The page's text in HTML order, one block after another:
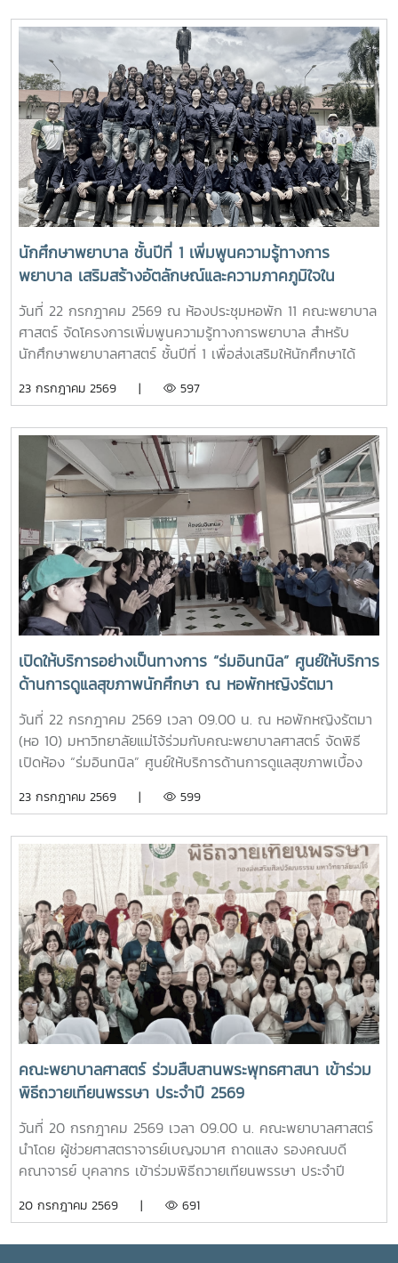
หลักสูตรพยาบาลศาสตร์ ได้แนะนำหลักสูตรพยาบาลศาสตร
บัณฑิต การจัดการเรียนการสอน การฝึกปฏิบัติ คุณสมบัติผู้
สมัคร และแนวทางการศึกษาต่อ เพื่อให้นักเรียนได้รับข้อมูลที่ถูก
ต้อง สามารถนำไปใช้ประกอบการวางแผนศึกษาต่อระดับ
อุดมศึกษาพร้อมกันนี้ ตัวแทนนักศึกษาพยาบาลชั้นปีที่ 4 ได้ร่วม
แลกเปลี่ยนประสบการณ์การเรียน การใช้ชีวิตในรั้วมหาวิทยาลัย
การฝึกงาน เพื่อสร้างแรงบันดาลใจให้กับน้องๆผ่านกิจกรรม
Student Talkช่วงท้ายของกิจกรรม คณะนักเรียนได้เยี่ยมชมห้อง
ปฏิบัติการพยาบาล ตามกิจกรรม “Future Nurse Portfolio”
ทดลองฝึกปฏิบัติทักษะทางการพยาบาลเบื้องต้น อาทิ การวัด
สัญญาณชีพ การช่วยฟื้นคืนชีพ (CPR) การฝึกพันผ้า การฝึก
ทักษะการฉีดยาเบื้องต้นกับหุ่นจำลอง และกายวิพากษ์ โดยมี
อาจารย์และนักศึกษาพยาบาลคอยให้คำแนะนำอย่างใกล้ชิด
บรรยากาศเต็มไปด้วยความอบอุ่น สนุกสนาน เป็นกันเอง
นักเรียนให้ความสนใจเข้าร่วมกิจกรรมเป็นอย่างมาก ตลอดจนซัก
ถามแลกเปลี่ยนความคิดเห็นกับคณาจารย์และรุ่นพี่นักศึกษาใน
เวลาอ่านหนังสือ เป็นต้นอย่างไรก็ตาม การศึกษาดูงานครั้งนี้
แรงบันดาลใจแก่นักเรียนในการก้าวสู่การเป็นบุคลากรทางการ
พยาบาลในอนาคตต่อไป
นักศึกษาพยาบาล ชั้นปีที่ 1 เพิ่มพูนความรู้ทางการ
พยาบาล เสริมสร้างอัตลักษณ์และความภาคภูมิใจใน
สถาบัน ภายใต้รายวิชา แม่โจ้วิถีใหม่
วันที่ 22 กรกฎาคม 2569 ณ ห้องประชุมหอพัก 11 คณะพยาบาล
ศาสตร์ จัดโครงการเพิ่มพูนความรู้ทางการพยาบาล สำหรับ
นักศึกษาพยาบาลศาสตร์ ชั้นปีที่ 1 เพื่อส่งเสริมให้นักศึกษาได้
มหาวิทยาลัย ตลอดจนปลูกฝังความภาคภูมิใจในความเป็น “ลูก
วิถีใหม่ (11701001)ในการนี้ รองศาสตราจารย์ ดร.เทพ พงษ์พา
นิช นายกสภามหาวิทยาลัยแม่โจ้ พร้อมด้วย นายพงษ์พิพัฒน์
ราชจันทร์ หัวหน้างานพัฒนานักศึกษาและศิษย์เก่าสัมพันธ์ ใน
ฐานะอาจารย์ประจำรายวิชา ร่วมให้ความรู้เกี่ยวกับประวัติความ
เป็นมา ปรัชญา และอัตลักษณ์ของมหาวิทยาลัยแม่โจ้ เพื่อสร้าง
ความเข้าใจและความผูกพันต่อสถาบันโอกาสนี้ รองศาสตราจารย์
ดร.เทพ พงษ์พานิช ได้เน้นย้ำให้นักศึกษาเรียนรู้รากเหง้าความ
เป็นแม่โจ้ มีความภาคภูมิใจในสถาบัน มีพลังใจในการศึกษา ยึด
มั่นและดำเนินตามรอยคุณงามความดีของปูชนียบุคคล ประพฤติ
ตนเป็นคนดี มีความรับผิดชอบ ยึดถืออัตลักษณ์ของนักศึกษา
พยาบาลศาสตร์ มหาวิทยาลัยแม่โจ้ ที่ว่า “งามสง่า จิตอาสา
อดทน สู้งาน” เพื่อเติบโตเป็นบัณฑิตพยาบาลที่มีคุณภาพ เป็น
กำลังสำคัญของสังคมในอนาคตพร้อมกันนี้ นายนพกิจ แผ่พร
รักษาการหัวหน้างานหอพักนักศึกษา ได้บรรยายภาพรวมการ
ดำเนินงานของหอพักนักศึกษา พร้อมแนะนำระบบการดูแลและ
การใช้ชีวิตในรั้วมหาวิทยาลัย และ นายวิทชัย สุขเพราะนา หัวหน้า
การอนุรักษ์ศิลปวัฒนธรรม และกิจกรรมส่งเสริมคุณลักษณะอัน
พงษ์พานิช และนายพงษ์พิพัฒน์ ราชจันทร์ ได้นำนักศึกษาเยี่ยม
ชมเส้นทางและสถานที่สำคัญภายในมหาวิทยาลัย อาทิ อนุสาวรีย์
คุณพระช่วงเกษตรศิลปการ เพื่อให้นักศึกษาได้เรียนรู้ประวัติและ
คุณูปการของปูชนียบุคคลผู้มีความสำคัญต่อมหาวิทยาลัย คุณค่า
ทางประวัติศาสตร์และจิตวิญญาณของสถาบันและช่วงบ่าย คณะ
นักศึกษาได้เข้าเยี่ยมชมสำนักฟาร์มมหาวิทยาลัย และสำนักวิจัย
และส่งเสริมวิชาการการเกษตร โดยมี นางสาววัชรินทร์ จันท
วรรณ ให้การต้อนรับ พร้อมบรรยายให้ความรู้เกี่ยวกับการผลิต
และการพัฒนาผลิตภัณฑ์กัญชงเพื่อสุขภาพ รวมทั้งนำเยี่ยมชม
แปลงกัญชง เพื่อเปิดมุมมองด้านงานวิจัยและนวัตกรรมทางการ
เกษตรของมหาวิทยาลัย จากนั้น นักศึกษาได้เดินทางไปศึกษา
แหล่งเรียนรู้อ่างเก็บน้ำห้วยโจ้ พร้อมนั่งรถเยี่ยมชมบริเวณรอบ
คณะและหน่วยงานที่ตั้งอยู่นอกพื้นที่หลักของมหาวิทยาลัย ได้แก่
คณะสัตวศาสตร์และเทคโนโลยี และวิทยาลัยพลังงาน เพื่อเรียนรู้
ศักยภาพและความหลากหลายของศาสตร์ที่มหาวิทยาลัยแม่โจ้เปิด
การเรียนการสอน กิจกรรมตามโครงการดังกล่าว นับว่าเป็นการ
ส่งเสริมการเรียนรู้นอกห้องเรียน สร้างเครือข่ายความร่วมมือ
ระหว่างหน่วยงาน พัฒนาทักษะการคิดวิเคราะห์ การแก้ไขปัญหา
ตลอดจนการปรับตัวในรั้วมหาวิทยาลัย อันเป็นรากฐานสำคัญใน
การก้าวสู่การเป็นวิชาชีพพยาบาลที่มีคุณธรรมและจริยธรรมต่อไป
23 กรกฎาคม 2569 | 597
เปิดให้บริการอย่างเป็นทางการ “ร่มอินทนิล” ศูนย์ให้บริการ
ด้านการดูแลสุขภาพนักศึกษา ณ หอพักหญิงรัตมา
วันที่ 22 กรกฎาคม 2569 เวลา 09.00 น. ณ หอพักหญิงรัตมา
(หอ 10) มหาวิทยาลัยแม่โจ้ร่วมกับคณะพยาบาลศาสตร์ จัดพิธี
เปิดห้อง “ร่มอินทนิล” ศูนย์ให้บริการด้านการดูแลสุขภาพเบื้อง
ดร.เทพ พงษ์พานิช นายกสภามหาวิทยาลัยแม่โจ้ เป็นประธานใน
ศาสตร์ และนักศึกษา เข้าร่วมอย่างพร้อมเพรียงห้อง “ร่ม
อินทนิล” เกิดขึ้นจากความร่วมมือระหว่างมหาวิทยาลัยแม่โจ้และ
คณะพยาบาลศาสตร์ เพื่อเป็นศูนย์ให้บริการด้านการดูแลสุขภาพ
เบื้องต้น การให้คำปรึกษา แนะนำด้านสุขภาพกายและสุขภาพใจ
แก่นักศึกษา เพื่อให้นักศึกษาได้รับการดูแลอย่างทั่วถึง มีสุขภาวะ
ที่ดีทั้งด้านร่างกายและจิตใจ อันจะนำไปสู่การส่งเสริมคุณภาพ
ชีวิต ความปลอดภัย และสวัสดิภาพการใช้ชีวิตภายในมหาวิทยาลัย
โดยจะเปิดให้บริการทุกวัน ตั้งแต่เวลา 17.00-20.00 น.นอกจากนี้
ห้อง “ร่มอินทนิล” ยังเป็นพื้นที่แห่งการเรียนรู้และฝึกปฏิบัติ
วิชาชีพของนักศึกษาพยาบาล ภายใต้การกำกับดูแลของ
คณาจารย์และบุคลากรผู้เชี่ยวชาญ เพื่อให้นักศึกษาได้พัฒนา
ทักษะการดูแลผู้รับบริการจากสถานการณ์จริง ควบคู่ไปกับการ
สร้างประโยชน์แก่สังคมภายในมหาวิทยาลัยอย่างไรก็ตาม การเปิด
ให้บริการห้อง “ร่มอินทนิล” ในครั้งนี้ นับว่าเป็นก้าวสำคัญของ
มหาวิทยาลัย ในการพัฒนาระบบการดูแลสุขภาพของนักศึกษา
อย่างเป็นรูปธรรม สะท้อนถึงความมุ่งมั่นในการสร้างสภาพ
ดีของนักศึกษาอย่างรอบด้าน
23 กรกฎาคม 2569 | 599
คณะพยาบาลศาสตร์ ร่วมสืบสานพระพุทธศาสนา เข้าร่วม
พิธีถวายเทียนพรรษา ประจำปี 2569
วันที่ 20 กรกฎาคม 2569 เวลา 09.00 น. คณะพยาบาลศาสตร์
นำโดย ผู้ช่วยศาสตราจารย์เบญจมาศ ถาดแสง รองคณบดี
คณาจารย์ บุคลากร เข้าร่วมพิธีถวายเทียนพรรษา ประจำปี
ประธานในพิธี ณ อาคารแผ่พืชน์ มหาวิทยาลัยแม่โจ้ผู้เข้าร่วมพิธี
20 กรกฎาคม 2569 | 691